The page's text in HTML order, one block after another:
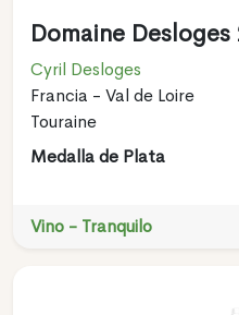
Domaine Desloges
Cyril Desloges
Francia - Val de Loire
Touraine
Medalla de Plata
Vino - Tranquilo